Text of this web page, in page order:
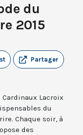
du
2015
Partager
Lacroix
du
Chaque soir, à
des